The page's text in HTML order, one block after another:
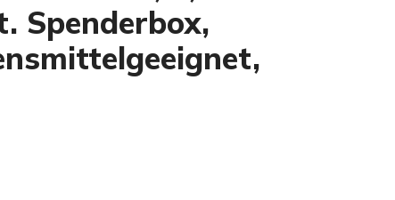
Spenderbox,